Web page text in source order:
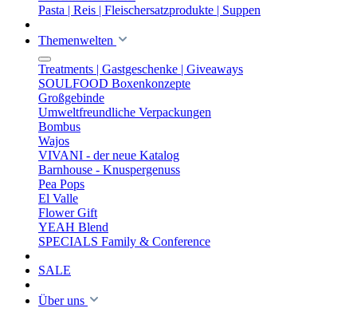
Pasta | Reis | Fleischersatzprodukte | Suppen
Themenwelten
Treatments | Gastgeschenke | Giveaways
SOULFOOD Boxenkonzepte
Großgebinde
Umweltfreundliche Verpackungen
Bombus
Wajos
VIVANI - der neue Katalog
Barnhouse - Knuspergenuss
Pea Pops
El Valle
Flower Gift
YEAH Blend
SPECIALS Family & Conference
SALE
Über uns